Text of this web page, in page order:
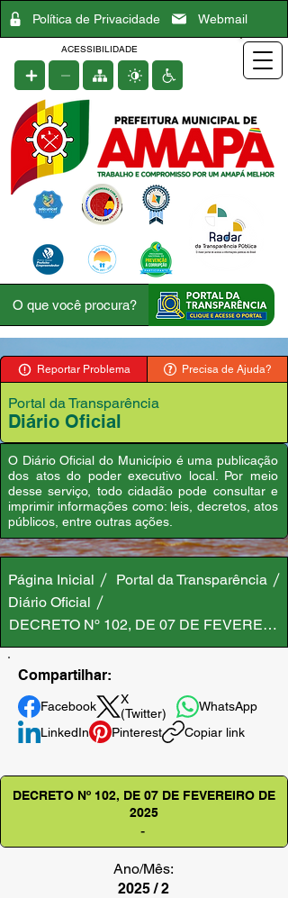
Política de Privacidade Webmail
ACESSIBILIDADE
Reportar Problema Precisa de Ajuda?
Portal da Transparência
Diário Oficial
O Diário Oficial do Município é uma publicação
dos atos do poder executivo local. Por meio
desse serviço, todo cidadão pode consultar e
imprimir informações como: leis, decretos, atos
públicos, entre outras ações.
Página Inicial
Portal da Transparência
Diário Oficial
DECRETO Nº 102, DE 07 DE FEVEREIRO
Compartilhar:
Facebook
X
(Twitter)
WhatsApp
LinkedIn
Pinterest Copiar link
DECRETO Nº 102, DE 07 DE FEVEREIRO DE
2025
-
Ano/Mês:
2025 / 2